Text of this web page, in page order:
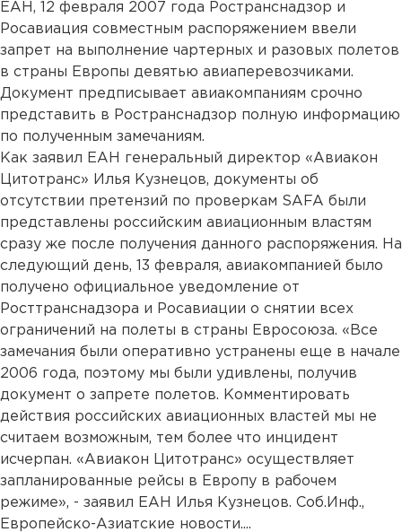
ЕАН, 12 февраля 2007 года Ространснадзор и
Росавиация совместным распоряжением ввели
запрет на выполнение чартерных и разовых полетов
в страны Европы девятью авиаперевозчиками.
Документ предписывает авиакомпаниям срочно
представить в Ространснадзор полную информацию
по полученным замечаниям.
Как заявил ЕАН генеральный директор «Авиакон
Цитотранс» Илья Кузнецов, документы об
отсутствии претензий по проверкам SAFA были
представлены российским авиационным властям
сразу же после получения данного распоряжения. На
следующий день, 13 февраля, авиакомпанией было
получено официальное уведомление от
Росттранснадзора и Росавиации о снятии всех
ограничений на полеты в страны Евросоюза. «Все
замечания были оперативно устранены еще в начале
2006 года, поэтому мы были удивлены, получив
документ о запрете полетов. Комментировать
действия российских авиационных властей мы не
считаем возможным, тем более что инцидент
исчерпан. «Авиакон Цитотранс» осуществляет
запланированные рейсы в Европу в рабочем
режиме», - заявил ЕАН Илья Кузнецов. Соб.Инф.,
Европейско-Азиатские новости....